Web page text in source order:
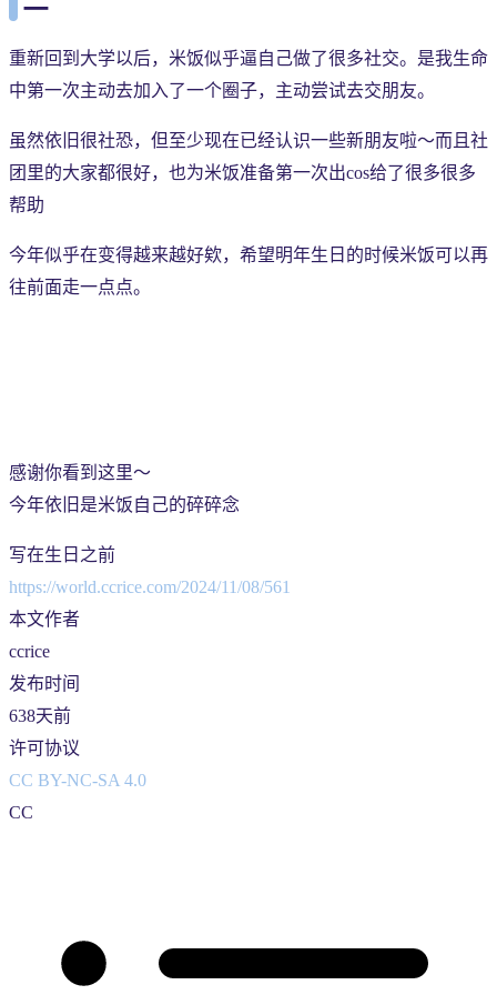
重新回到大学以后，米饭似乎逼自己做了很多社交。是我生命
中第一次主动去加入了一个圈子，主动尝试去交朋友。
虽然依旧很社恐，但至少现在已经认识一些新朋友啦～而且社
团里的大家都很好，也为米饭准备第一次出cos给了很多很多
帮助
今年似乎在变得越来越好欸，希望明年生日的时候米饭可以再
往前面走一点点。
感谢你看到这里～
今年依旧是米饭自己的碎碎念
写在生日之前
https://world.ccrice.com/2024/11/08/561
本文作者
ccrice
发布时间
638天前
许可协议
CC BY-NC-SA 4.0
CC